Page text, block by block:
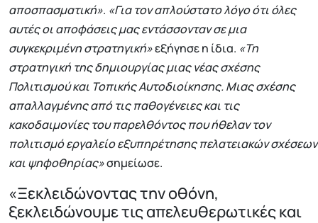
αποσπασματική». «Για τον απλούστατο λόγο ότι όλες
αυτές οι αποφάσεις μας εντάσσονταν σε μια
συγκεκριμένη στρατηγική»εξήγησε η ίδια. «Τη
στρατηγική της δημιουργίας μιας νέας σχέσης
Πολιτισμού και Τοπικής Αυτοδιοίκησης. Μιας σχέσης
απαλλαγμένης από τις παθογένειες και τις
κακοδαιμονίες του παρελθόντος που ήθελαν τον
πολιτισμό εργαλείο εξυπηρέτησης πελατειακών σχέσεων
και ψηφοθηρίας»σημείωσε.
«Ξεκλειδώνοντας την οθόνη,
ξεκλειδώνουμε τις απελευθερωτικές και